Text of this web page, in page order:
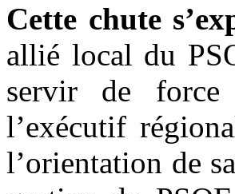
Cette chute
allié local du
servir de force
l’exécutif
l’orientation de